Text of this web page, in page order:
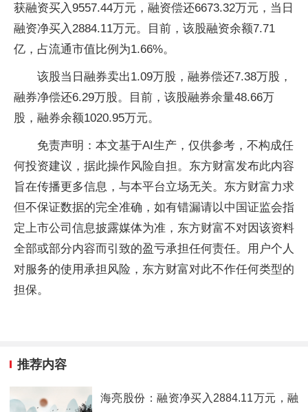
获融资买入9557.44万元，融资偿还6673.32万元，当日
融资净买入2884.11万元。目前，该股融资余额7.71
亿，占流通市值比例为1.66%。
该股当日融券卖出1.09万股，融券偿还7.38万股，
融券净偿还6.29万股。目前，该股融券余量48.66万
股，融券余额1020.95万元。
免责声明：本文基于AI生产，仅供参考，不构成任
何投资建议，据此操作风险自担。东方财富发布此内容
旨在传播更多信息，与本平台立场无关。东方财富力求
但不保证数据的完全准确，如有错漏请以中国证监会指
定上市公司信息披露媒体为准，东方财富不对因该资料
全部或部分内容而引致的盈亏承担任何责任。用户个人
对服务的使用承担风险，东方财富对此不作任何类型的
担保。
推荐内容
海亮股份：融资净买入2884.11万元，融